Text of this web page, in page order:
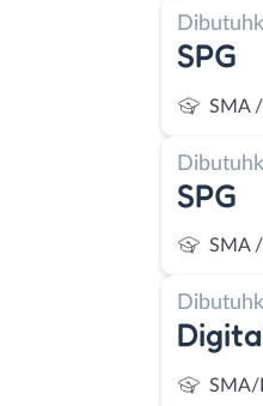
SPG
SMA
SPG
SMA
SMA/